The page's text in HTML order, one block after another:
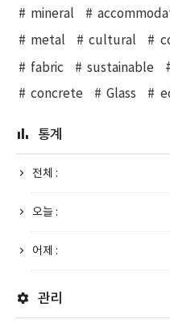
mineral
metal cultural
fabric
sustainable
concrete Glass
통계
전체 :
오늘 :
어제 :
관리